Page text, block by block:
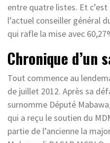
entre quatre listes. Et
l’actuel conseiller général
qui rafle la mise avec
Chronique d’un
Tout commence au
de juillet 2012. Après sa
surnomme Député
qui a reçu le soutien du
partie de l’ancienne la